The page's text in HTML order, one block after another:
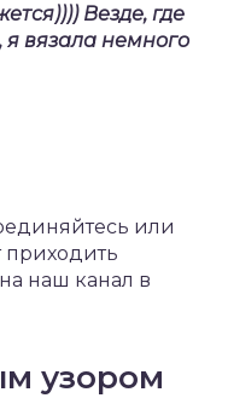
Везде, где
я вязала немного
или
приходить
наш канал в
узором